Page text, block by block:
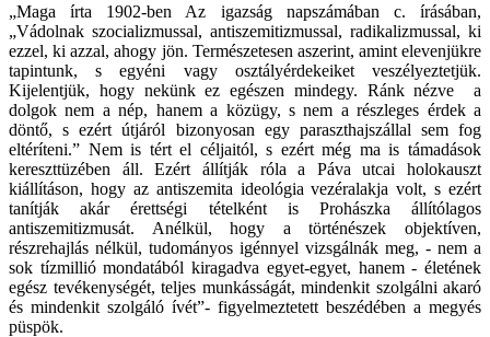
„Maga írta 1902-ben Az igazság napszámában c. írásában,
„Vádolnak szocializmussal, antiszemitizmussal, radikalizmussal, ki
ezzel, ki azzal, ahogy jön. Természetesen aszerint, amint elevenjükre
tapintunk, s egyéni vagy osztályérdekeiket veszélyeztetjük.
Kijelentjük, hogy nekünk ez egészen mindegy. Ránk nézve a
dolgok nem a nép, hanem a közügy, s nem a részleges érdek a
döntő, s ezért útjáról bizonyosan egy paraszthajszállal sem fog
eltéríteni.” Nem is tért el céljaitól, s ezért még ma is támadások
kereszttüzében áll. Ezért állítják róla a Páva utcai holokauszt
kiállításon, hogy az antiszemita ideológia vezéralakja volt, s ezért
tanítják akár érettségi tételként is Prohászka állítólagos
antiszemitizmusát. Anélkül, hogy a történészek objektíven,
részrehajlás nélkül, tudományos igénnyel vizsgálnák meg, - nem a
sok tízmillió mondatából kiragadva egyet-egyet, hanem - életének
egész tevékenységét, teljes munkásságát, mindenkit szolgálni akaró
és mindenkit szolgáló ívét”- figyelmeztetett beszédében a megyés
püspök.